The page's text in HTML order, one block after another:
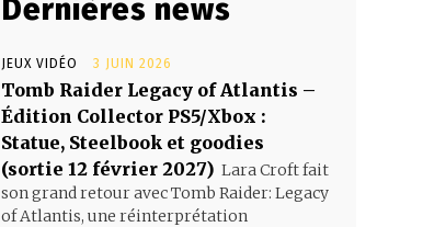
Dernières news
JEUX VIDÉO 3 JUIN 2026
Tomb Raider Legacy of Atlantis –
Édition Collector PS5/Xbox :
Statue, Steelbook et goodies
(sortie 12 février 2027) Lara Croft fait
son grand retour avec Tomb Raider: Legacy
of Atlantis, une réinterprétation